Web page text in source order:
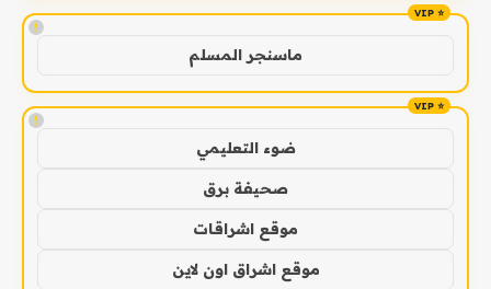
!
ماسنجر المسلم
!
ضوء التعليمي
صحيفة برق
موقع اشراقات
موقع اشراق اون لاين